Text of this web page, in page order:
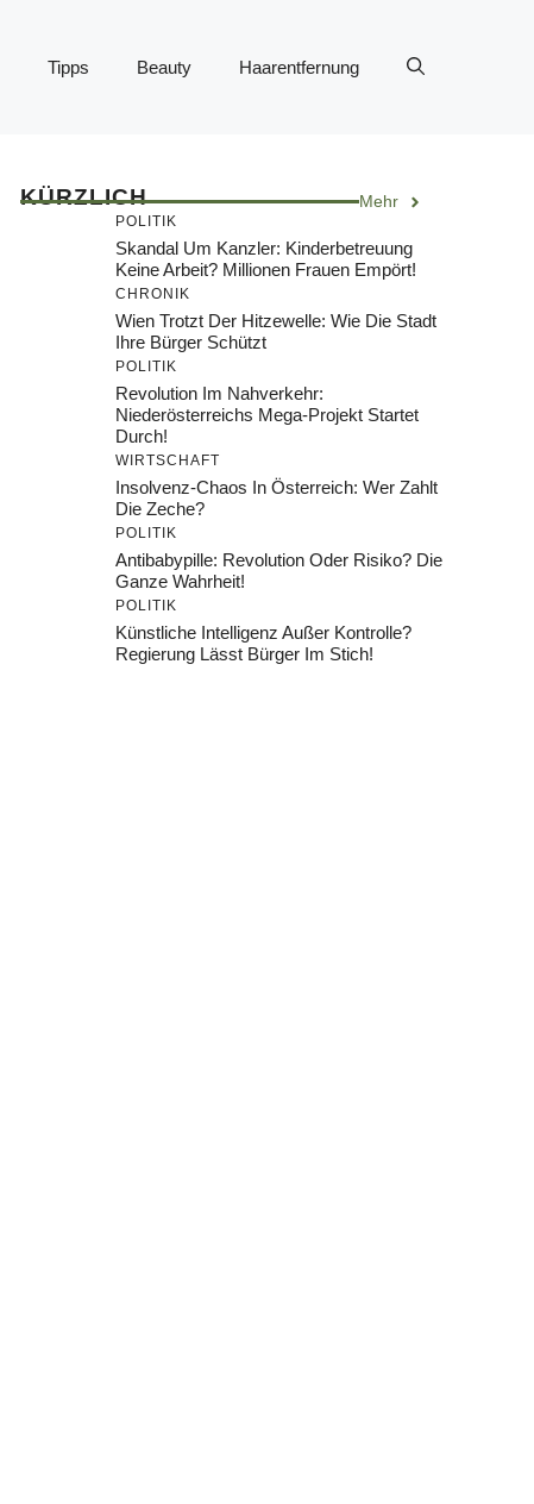
Tipps Beauty Haarentfernung
KÜRZLICH Mehr
POLITIK
Skandal Um Kanzler: Kinderbetreuung
Keine Arbeit? Millionen Frauen Empört!
CHRONIK
Wien Trotzt Der Hitzewelle: Wie Die Stadt
Ihre Bürger Schützt
POLITIK
Revolution Im Nahverkehr:
Niederösterreichs Mega-Projekt Startet
Durch!
WIRTSCHAFT
Insolvenz-Chaos In Österreich: Wer Zahlt
Die Zeche?
POLITIK
Antibabypille: Revolution Oder Risiko? Die
Ganze Wahrheit!
POLITIK
Künstliche Intelligenz Außer Kontrolle?
Regierung Lässt Bürger Im Stich!